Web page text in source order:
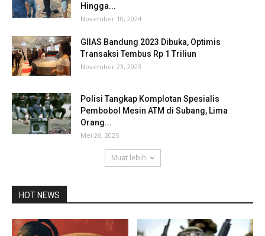
Hingga...
November 10, 2024
GIIAS Bandung 2023 Dibuka, Optimis
Transaksi Tembus Rp 1 Triliun
November 23, 2023
Polisi Tangkap Komplotan Spesialis
Pembobol Mesin ATM di Subang, Lima
Orang...
Mei 26, 2025
Muat lebih
HOT NEWS